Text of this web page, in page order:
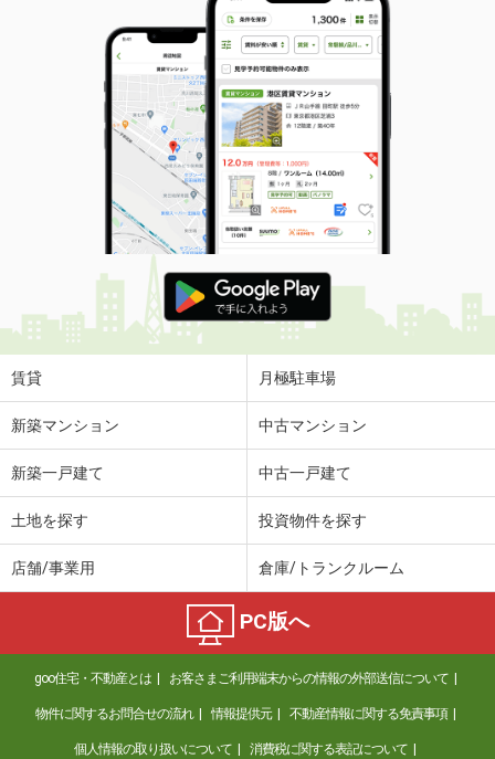
20.28m²
間取り
1K
広島県広島市中区江波東１丁目
価 格
6万円
住 所
広島県広島市中区江波東１丁目
専有面積 29.8m²
間取り
1LDK
広島県広島市佐伯区隅の浜１丁目
価 格
4.50万円
住 所
広島県広島市佐伯区隅の浜１丁目
専有面積
広島県尾道市高須町
6.20万円
広島県福山市曙町４
4.80万円
住 所
広島県福山市曙町４
専有面積 26.49m²
間取り
1K
広島県福山市花園町１丁目
賃貸 月極駐車場
新築マンション 中古マンション
新築一戸建て 中古一戸建て
土地を探す 投資物件を探す
店舗/事業用 倉庫/トランクルーム
PC版へ
goo住宅・不動産とは お客さまご利用端末からの情報の外部送信について
物件に関するお問合せの流れ 情報提供元 不動産情報に関する免責事項
個人情報の取り扱いについて 消費税に関する表記について